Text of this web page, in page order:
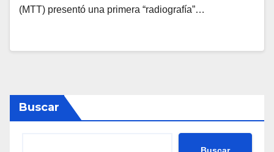
(MTT) presentó una primera “radiografía”…
Buscar
Buscar